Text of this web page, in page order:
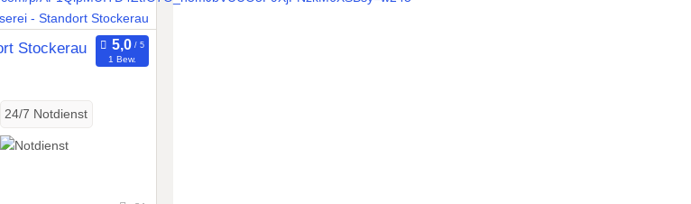
Stockerau
1 Bew.
24/7 Notdienst